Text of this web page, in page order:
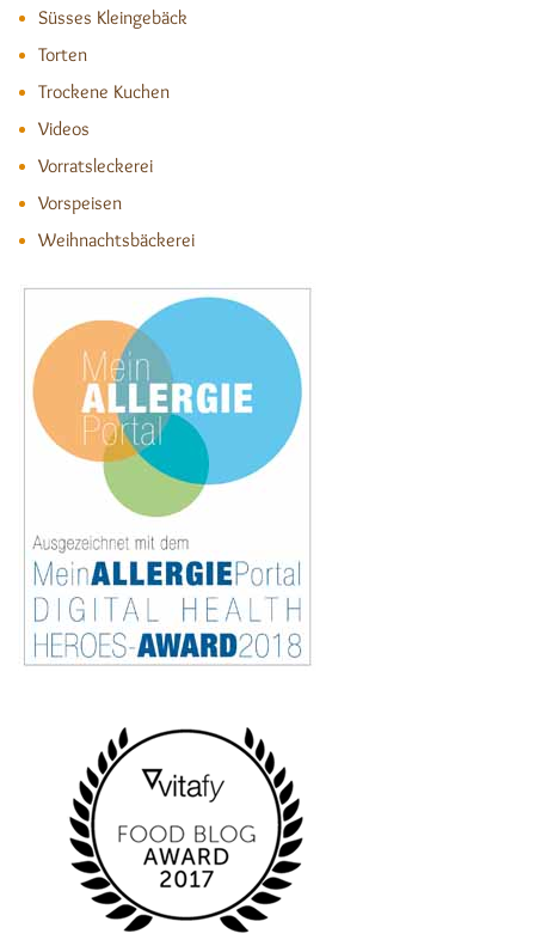
Süsses Kleingebäck
Torten
Trockene Kuchen
Videos
Vorratsleckerei
Vorspeisen
Weihnachtsbäckerei